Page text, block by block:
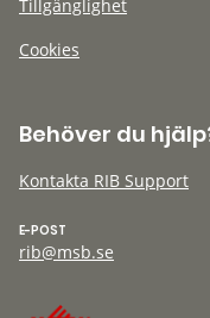
Tillgänglighet
Cookies
Behöver du
Kontakta RIB Support
E-POST
rib@msb.se